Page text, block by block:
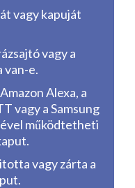
vagy kapuját
vagy a
van-e.
Alexa, a
vagy a Samsung
működtetheti
vagy zárta a